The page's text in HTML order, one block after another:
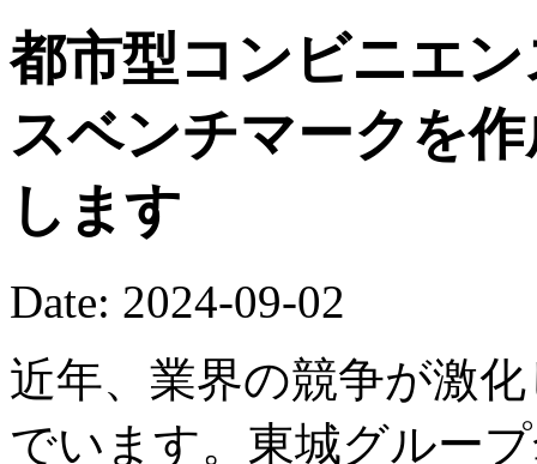
都市型コンビニエ
スベンチマークを
します
Date: 2024-09-02
近年、業界の競争が激
でいます。東城グルー